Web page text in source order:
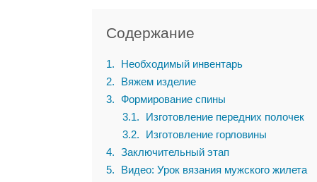
Содержание
1
Необходимый инвентарь
2
Вяжем изделие
3
Формирование спины
3.1
Изготовление передних полочек
3.2
Изготовление горловины
4
Заключительный этап
5
Видео: Урок вязания мужского жилета